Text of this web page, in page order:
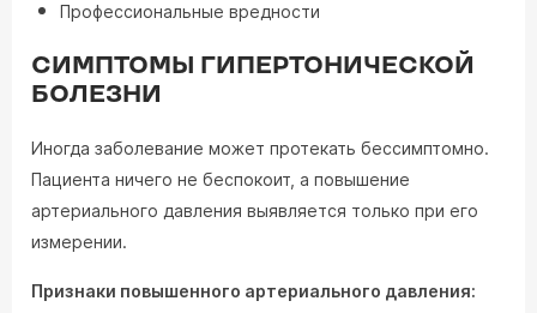
Профессиональные вредности
СИМПТОМЫ ГИПЕРТОНИЧЕСКОЙ
БОЛЕЗНИ
Иногда заболевание может протекать бессимптомно.
Пациента ничего не беспокоит, а повышение
артериального давления выявляется только при его
измерении.
Признаки повышенного артериального давления: